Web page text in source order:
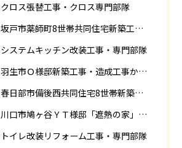
クロス張替工事・クロス専門部隊
坂戸市薬師町8世帯共同住宅新築工事完成迄の紹介です
システムキッチン改装工事・専門部隊
羽生市Ｏ様邸新築工事・造成工事から住宅完成までの紹介
春日部市備後西共同住宅8世帯新築工事完成迄の紹介です。
川口市鳩ヶ谷ＹＴ様邸「遮熱の家」工事状況
トイレ改装リフォーム工事・専門部隊